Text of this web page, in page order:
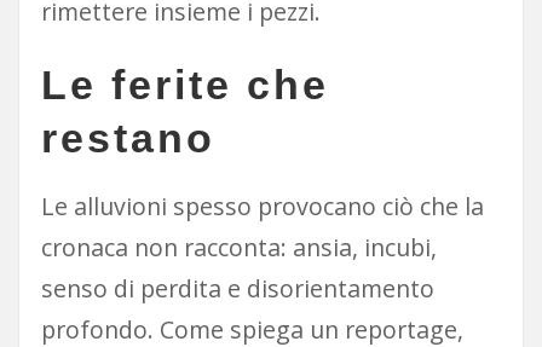
rimettere insieme i pezzi.
Le ferite che
restano
Le alluvioni spesso provocano ciò che la
cronaca non racconta: ansia, incubi,
senso di perdita e disorientamento
profondo. Come spiega un reportage,